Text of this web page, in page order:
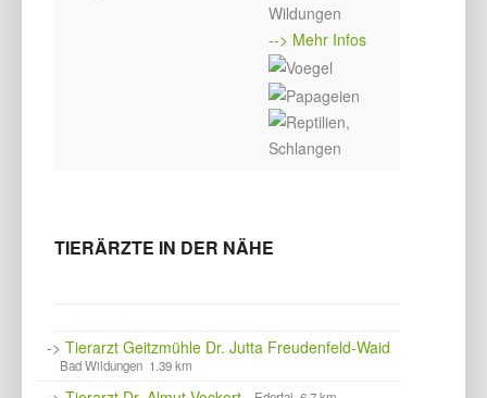
Wildungen
--> Mehr Infos
TIERÄRZTE IN DER NÄHE
-> Tierarzt Geitzmühle Dr. Jutta Freudenfeld-Waid
Bad Wildungen 1.39 km